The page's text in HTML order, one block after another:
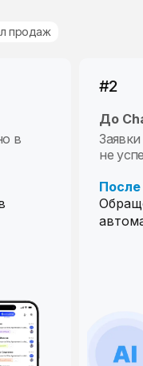
продаж
в
#2
До
не
и
и
#2
До
Ответ
еще